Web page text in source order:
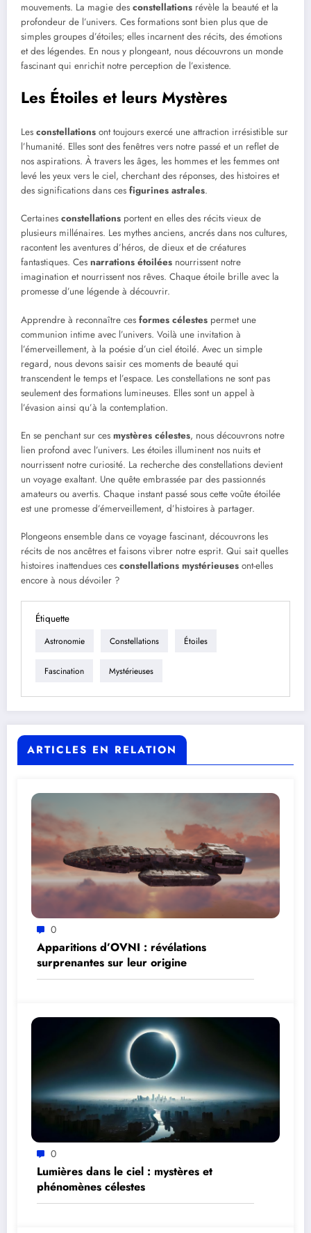
mouvements. La magie des constellations révèle la beauté et la
profondeur de l’univers. Ces formations sont bien plus que de
simples groupes d’étoiles; elles incarnent des récits, des émotions
et des légendes. En nous y plongeant, nous découvrons un monde
fascinant qui enrichit notre perception de l’existence.
Les Étoiles et leurs Mystères
Les constellations ont toujours exercé une attraction irrésistible sur
l’humanité. Elles sont des fenêtres vers notre passé et un reflet de
nos aspirations. À travers les âges, les hommes et les femmes ont
levé les yeux vers le ciel, cherchant des réponses, des histoires et
des significations dans ces figurines astrales.
Certaines constellations portent en elles des récits vieux de
plusieurs millénaires. Les mythes anciens, ancrés dans nos cultures,
racontent les aventures d’héros, de dieux et de créatures
fantastiques. Ces narrations étoilées nourrissent notre
imagination et nourrissent nos rêves. Chaque étoile brille avec la
promesse d’une légende à découvrir.
Apprendre à reconnaître ces formes célestes permet une
communion intime avec l’univers. Voilà une invitation à
l’émerveillement, à la poésie d’un ciel étoilé. Avec un simple
regard, nous devons saisir ces moments de beauté qui
transcendent le temps et l’espace. Les constellations ne sont pas
seulement des formations lumineuses. Elles sont un appel à
l’évasion ainsi qu’à la contemplation.
En se penchant sur ces mystères célestes, nous découvrons notre
lien profond avec l’univers. Les étoiles illuminent nos nuits et
nourrissent notre curiosité. La recherche des constellations devient
un voyage exaltant. Une quête embrassée par des passionnés
amateurs ou avertis. Chaque instant passé sous cette voûte étoilée
est une promesse d’émerveillement, d’histoires à partager.
Plongeons ensemble dans ce voyage fascinant, découvrons les
récits de nos ancêtres et faisons vibrer notre esprit. Qui sait quelles
histoires inattendues ces constellations mystérieuses ont-elles
encore à nous dévoiler ?
Étiquette
Astronomie Constellations Étoiles
Fascination Mystérieuses
ARTICLES EN RELATION
0
Apparitions d’OVNI : révélations
surprenantes sur leur origine
0
Lumières dans le ciel : mystères et
phénomènes célestes